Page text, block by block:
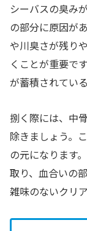
シーバスの臭み
の部分に原因が
や川臭さが残り
くことが重要で
が蓄積されてい
捌く際には、中
除きましょう。
の元になります
取り、血合いの
雑味のないクリ